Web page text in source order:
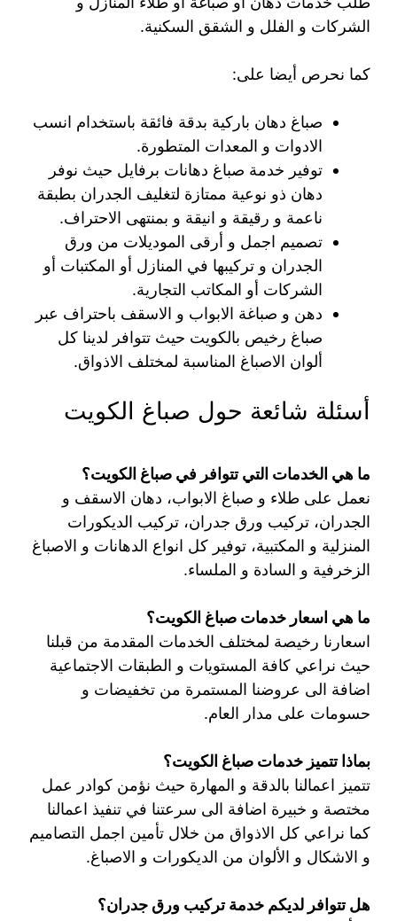
الشركات و الفلل و الشقق السكنية.
كما نحرص أيضا على:
صباغ دهان باركية بدقة فائقة باستخدام انسب
الادوات و المعدات المتطورة.
توفير خدمة صباغ دهانات برفايل حيث نوفر
دهان ذو نوعية ممتازة لتغليف الجدران بطبقة
ناعمة و رقيقة و انيقة و بمنتهى الاحتراف.
تصميم اجمل و أرقى الموديلات من ورق
الجدران و تركيبها في المنازل أو المكتبات أو
الشركات أو المكاتب التجارية.
دهن و صباغة الابواب و الاسقف باحتراف عبر
صباغ رخيص بالكويت حيث تتوافر لدينا كل
ألوان الاصباغ المناسبة لمختلف الاذواق.
أسئلة شائعة حول صباغ الكويت
ما هي الخدمات التي تتوافر في صباغ الكويت؟
نعمل على طلاء و صباغ الابواب، دهان الاسقف و
الجدران، تركيب ورق جدران، تركيب الديكورات
المنزلية و المكتبية، توفير كل انواع الدهانات و الاصباغ
الزخرفية و السادة و الملساء.
ما هي اسعار خدمات صباغ الكويت؟
اسعارنا رخيصة لمختلف الخدمات المقدمة من قبلنا
حيث نراعي كافة المستويات و الطبقات الاجتماعية
اضافة الى عروضنا المستمرة من تخفيضات و
حسومات على مدار العام.
بماذا تتميز خدمات صباغ الكويت؟
تتميز اعمالنا بالدقة و المهارة حيث نؤمن كوادر عمل
مختصة و خبيرة اضافة الى سرعتنا في تنفيذ اعمالنا
كما نراعي كل الاذواق من خلال تأمين اجمل التصاميم
و الاشكال و الألوان من الديكورات و الاصباغ.
هل تتوافر لديكم خدمة تركيب ورق جدران؟